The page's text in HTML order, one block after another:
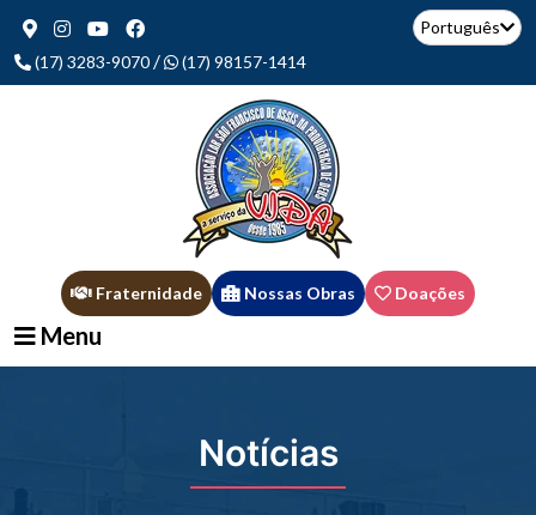
Português
(17) 3283-9070 / (17) 98157-1414
Fraternidade Nossas Obras Doações
Menu
Notícias